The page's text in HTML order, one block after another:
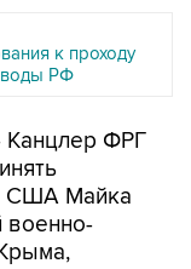
к проходу
воды РФ
Канцлер ФРГ
США Майка
военно-